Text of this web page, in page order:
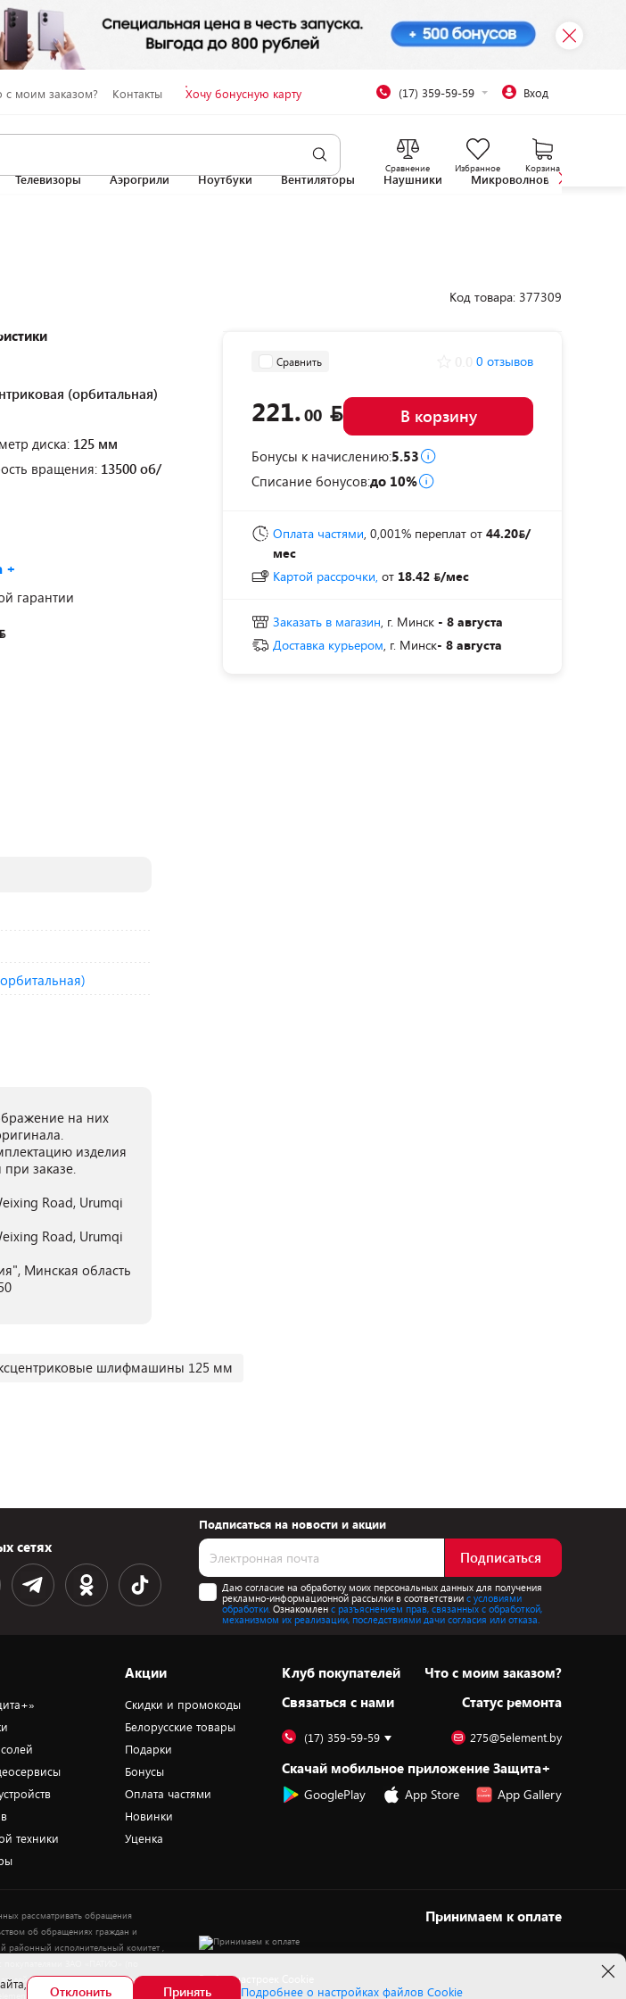
с моим заказом? Контакты Хочу бонусную карту (17) 359-59-59 Вход
Сравнение Избранное Корзина
Телевизоры Аэрогрили Ноутбуки Вентиляторы Наушники Микроволновые печи
(орбитальная)
диска: 125 мм
вращения: 13500 об/
+
гарантии
Код товара: 377309
Сравнить 0 отзывов
221.00 В корзину
Бонусы к начислению:5.53
Списание бонусов:до 10%
Оплата частями, 0,001% переплат от 44.20 /
мес
Картой рассрочки, от 18.42 /мес
Заказать в магазин, г. Минск - 8 августа
Доставка курьером, г. Минск- 8 августа
на них
изделия
заказе.
Road, Urumqi
Road, Urumqi
Минская область
шлифмашины 125 мм
сетях
Подписаться на новости и акции
Подписаться
Даю согласие на обработку моих персональных данных для получения
рекламно-информационной рассылки в соответствиис условиями
обработки. Ознакомлен с разъяснением прав, связанных с обработкой,
механизмом их реализации, последствиями дачи согласия или отказа.
техники
Акции
Скидки и промокоды
Белорусские товары
Подарки
Бонусы
Оплата частями
Новинки
Уценка
Клуб покупателей
Cвязаться с нами
Что с моим заказом?
Статус ремонта
(17) 359-59-59 275@5element.by
Скачай мобильное приложение Защита+
GooglePlay App Store App Gallery
рассматривать обращения
об обращениях граждан и
районный исполнительный комитет ,
о нарушении их прав): Тел.:
Принимаем к оплате
Выбор настроек Cookie
Отклонить Принять Подробнее о настройках файлов Cookie